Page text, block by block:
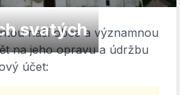
svatých
naší obce a významnou
na jeho opravu a údržbu
účet: